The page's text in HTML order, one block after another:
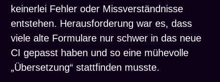
keinerlei Fehler oder Missverständnisse
entstehen. Herausforderung war es, dass
viele alte Formulare nur schwer in das neue
CI gepasst haben und so eine mühevolle
„Übersetzung“ stattfinden musste.